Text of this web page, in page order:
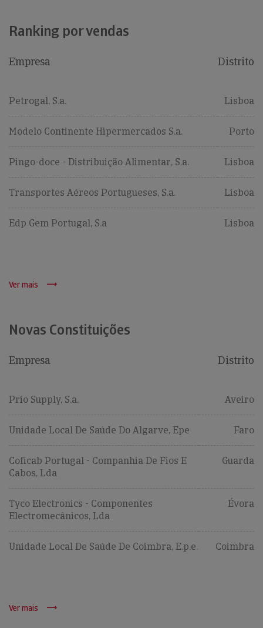
Ranking por vendas
Empresa Distrito
Petrogal, S.a. Lisboa
Modelo Continente Hipermercados S.a. Porto
Pingo-doce - Distribuição Alimentar, S.a. Lisboa
Transportes Aéreos Portugueses, S.a. Lisboa
Edp Gem Portugal, S.a Lisboa
Ver mais
Novas Constituições
Empresa Distrito
Prio Supply, S.a. Aveiro
Unidade Local De Saúde Do Algarve, Epe Faro
Coficab Portugal - Companhia De Fios E
Cabos, Lda
Guarda
Tyco Electronics - Componentes
Electromecânicos, Lda
Évora
Unidade Local De Saúde De Coimbra, E.p.e. Coimbra
Ver mais